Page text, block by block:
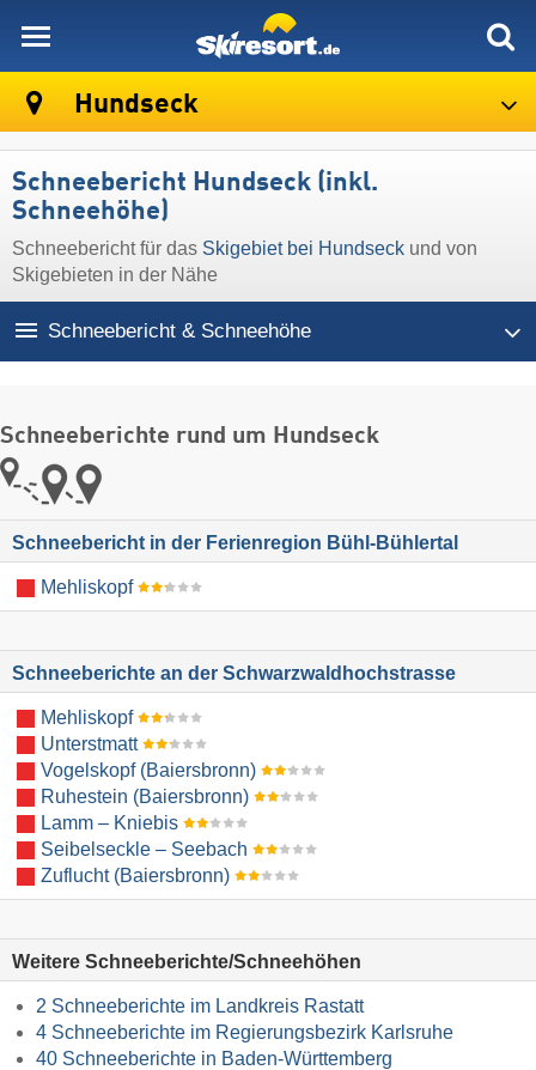
Hundseck
Schneebericht Hundseck (inkl.
Schneehöhe)
Schneebericht für das Skigebiet bei Hundseck und von
Skigebieten in der Nähe
Schneebericht & Schneehöhe
Schneeberichte rund um Hundseck
Schneebericht in der Ferienregion Bühl-Bühlertal
Mehliskopf
Schneeberichte an der Schwarzwaldhochstrasse
Mehliskopf
Unterstmatt
Vogelskopf (Baiersbronn)
Ruhestein (Baiersbronn)
Lamm – Kniebis
Seibelseckle – Seebach
Zuflucht (Baiersbronn)
Weitere Schneeberichte/Schneehöhen
2 Schneeberichte im Landkreis Rastatt
4 Schneeberichte im Regierungsbezirk Karlsruhe
40 Schneeberichte in Baden-Württemberg